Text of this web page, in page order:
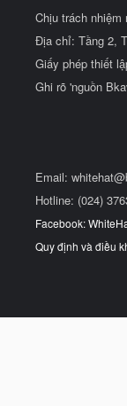
Chịu trách nhiệm
Địa chỉ: Tầng 2,
Giấy phép thiết
Ghi rõ 'nguồn
Email:
Hotline: (024)
Facebook:
Quy định và điều